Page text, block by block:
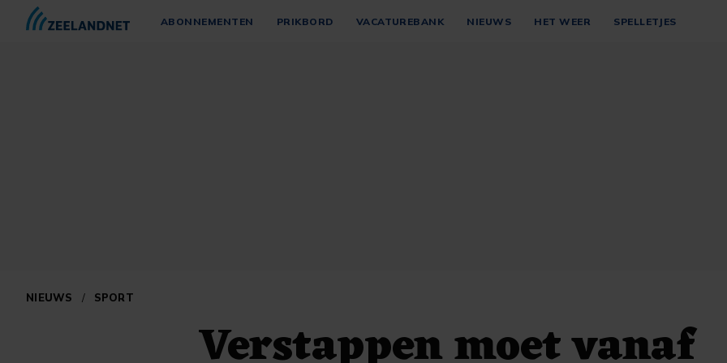
ABONNEMENTEN PRIKBORD VACATUREBANK NIEUWS HET WEER SPELLETJES
NIEUWS / SPORT